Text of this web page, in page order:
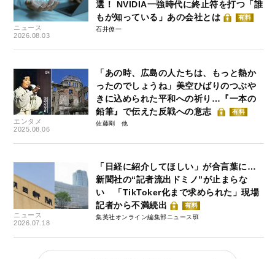
ニュース
2026.08.03
選！ NVIDIA一強時代に終止符を打つ「誰
もが知っている」あの会社とは
有料
石井僚一
エンタメ
2025.08.06
「あの時、広島の人たちは、もっと熱か
ったのでしょうね」美空ひばりのつぶや
きに込められた平和への祈り…『一本の
鉛筆』で伝えた反戦への意志
有料
佐藤剛
ニュース
2026.07.18
「日経に紹介してほしい」が合言葉に…
新聞社の“記者流出ドミノ”が止まらな
い 「TikToker化まで求められた」現場
記者から不満続出
有料
集英社オンライン編集部ニュース班